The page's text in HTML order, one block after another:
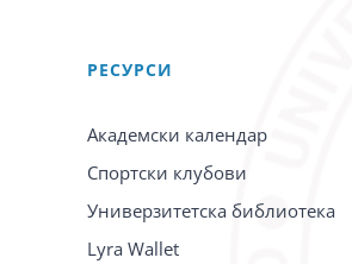
PЕСУРСИ
Академски календар
Спортски клубови
Универзитетска библиотека
Lyra Wallet